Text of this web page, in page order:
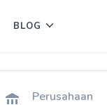
BLOG
Perusahaan